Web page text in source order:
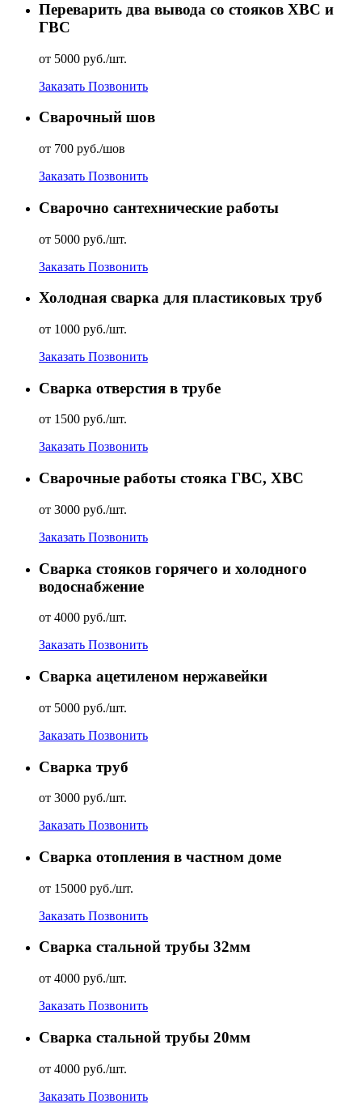
Переварить два вывода со стояков ХВС и
ГВС
от 5000 руб./шт.
Заказать Позвонить
Сварочный шов
от 700 руб./шов
Заказать Позвонить
Сварочно сантехнические работы
от 5000 руб./шт.
Заказать Позвонить
Холодная сварка для пластиковых труб
от 1000 руб./шт.
Заказать Позвонить
Сварка отверстия в трубе
от 1500 руб./шт.
Заказать Позвонить
Сварочные работы стояка ГВС, ХВС
от 3000 руб./шт.
Заказать Позвонить
Сварка стояков горячего и холодного
водоснабжение
от 4000 руб./шт.
Заказать Позвонить
Сварка ацетиленом нержавейки
от 5000 руб./шт.
Заказать Позвонить
Сварка труб
от 3000 руб./шт.
Заказать Позвонить
Сварка отопления в частном доме
от 15000 руб./шт.
Заказать Позвонить
Сварка стальной трубы 32мм
от 4000 руб./шт.
Заказать Позвонить
Сварка стальной трубы 20мм
от 4000 руб./шт.
Заказать Позвонить